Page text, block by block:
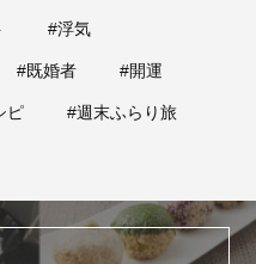
#浮気
#既婚者 #開運
ピ #週末ふらり旅